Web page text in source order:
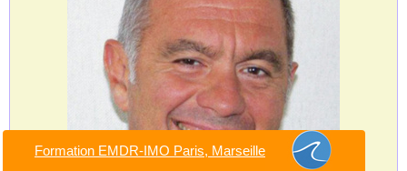
Laurence ADJADJ
Un atelier avec le Dr Jean-Michel HERIN, anesthésiste,
Formation EMDR-IMO Paris, Marseille